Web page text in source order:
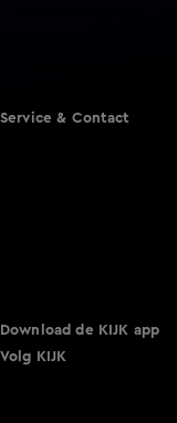
Service & Contact
Download de KIJK app
Volg KIJK